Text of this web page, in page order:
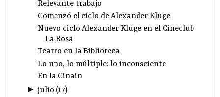
Relevante trabajo
Comenzó el ciclo de Alexander Kluge
Nuevo ciclo Alexander Kluge en el Cineclub
La Rosa
Teatro en la Biblioteca
Lo uno, lo múltiple: lo inconsciente
En la Cinain
► julio (17)